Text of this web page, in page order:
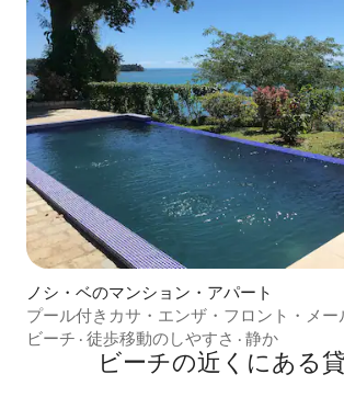
ノシ・ベのマンション・アパート
プール付きカサ・エンザ・フロント・メー
ビーチ · 徒歩移動のしやすさ · 静か
ビーチの近くにある